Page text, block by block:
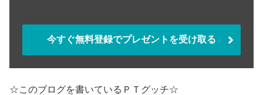
今すぐ無料登録でプレゼントを受け取る
☆このブログを書いているＰＴグッチ☆